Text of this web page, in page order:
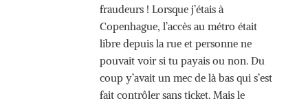
fraudeurs ! Lorsque j’étais à
Copenhague, l’accès au métro était
libre depuis la rue et personne ne
pouvait voir si tu payais ou non. Du
coup y’avait un mec de là bas qui s’est
fait contrôler sans ticket. Mais le